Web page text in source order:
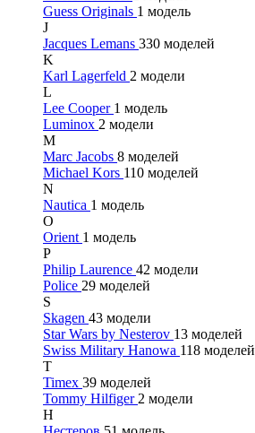
Guess Originals 1 модель
J
Jacques Lemans 330 моделей
K
Karl Lagerfeld 2 модели
L
Lee Cooper 1 модель
Luminox 2 модели
M
Marc Jacobs 8 моделей
Michael Kors 110 моделей
N
Nautica 1 модель
O
Orient 1 модель
P
Philip Laurence 42 модели
Police 29 моделей
S
Skagen 43 модели
Star Wars by Nesterov 13 моделей
Swiss Military Hanowa 118 моделей
T
Timex 39 моделей
Tommy Hilfiger 2 модели
Н